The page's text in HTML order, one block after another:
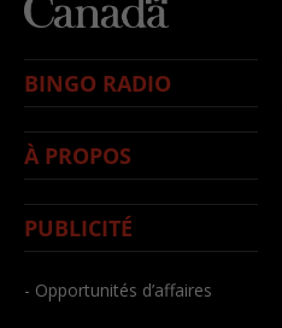
BINGO RADIO
À PROPOS
PUBLICITÉ
- Opportunités d’affaires